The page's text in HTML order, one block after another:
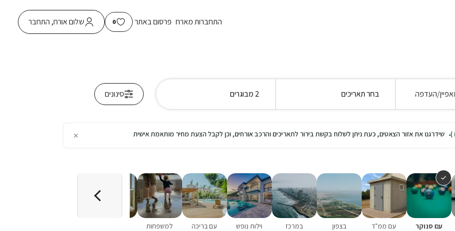
התחברות מארח פרסום באתר 0 שלום אורח, התחבר
העדפה בחר תאריכים 2 מבוגרים סינונים
) שידרגנו את אזור הצאטים, כעת ניתן לשלוח בקשת בירור לתאריכים והרכב אורחים, וכן לקבל הצעת מחיר מותאמת אישית ×
עם סנוקר עם ממ"ד בצפון במרכז וילות נופש עם בריכה למשפחות